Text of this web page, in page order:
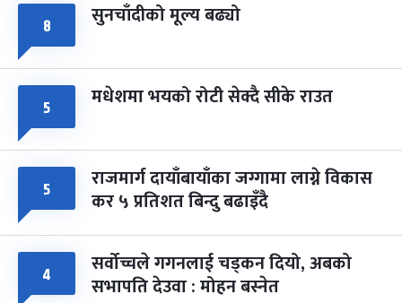
८ सुनचाँदीको मूल्य बढ्यो
५ मधेशमा भयको रोटी सेक्दै सीके राउत
५ राजमार्ग दायाँबायाँका जग्गामा लाग्ने विकास
कर ५ प्रतिशत बिन्दु बढाइँदै
४ सर्वोच्चले गगनलाई चड्कन दियो, अबको
सभापति देउवा : मोहन बस्नेत